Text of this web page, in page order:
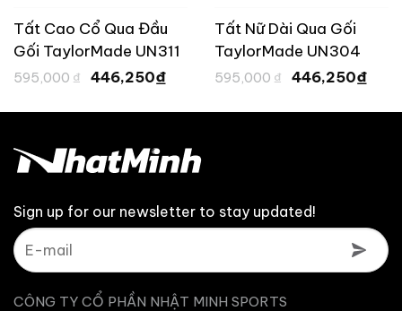
Tất Cao Cổ Qua Đầu
Gối TaylorMade UN311
595,000 ₫
Giá
gốc
595,000 ₫.
446,250₫
là:
Tất Nữ Dài Qua Gối
TaylorMade UN304
595,000 ₫
Giá
gốc
595,000 ₫.
446,250₫
là:
₫.
Sign up for our newsletter to stay updated!
CÔNG TY CỔ PHẦN NHẬT MINH SPORTS